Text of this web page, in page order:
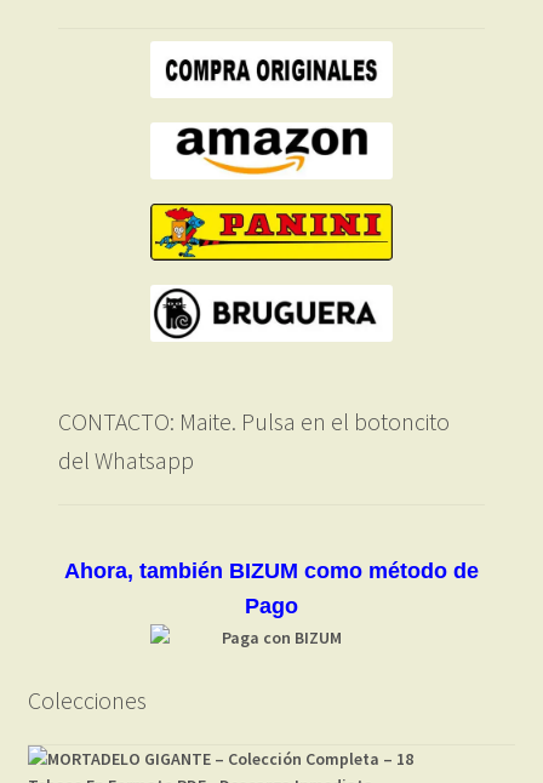
CONTACTO: Maite. Pulsa en el botoncito
del Whatsapp
Ahora, también BIZUM como método de
Pago
Colecciones